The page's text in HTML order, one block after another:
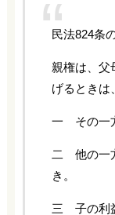
民法824条
親権は、父
げるときは
一 その一
二 他の一
き。
三 子の利